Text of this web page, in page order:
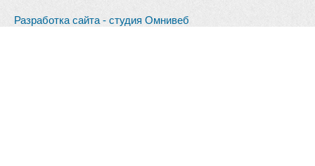
Разработка сайта - студия Омнивеб